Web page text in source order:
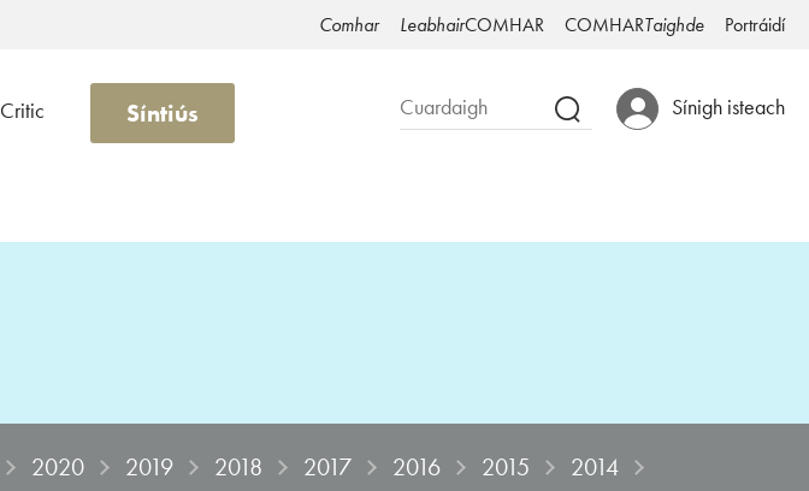
Comhar LeabhairCOMHAR COMHARTaighde Portráidí
Sínigh isteach
Critic Síntiús
2020 2019 2018 2017 2016 2015
2014